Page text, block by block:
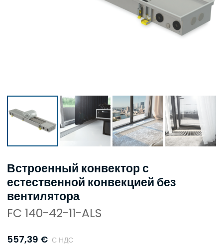
Встроенный конвектор с
естественной конвекцией без
вентилятора
FC 140-42-11-ALS
557,39 € С НДС